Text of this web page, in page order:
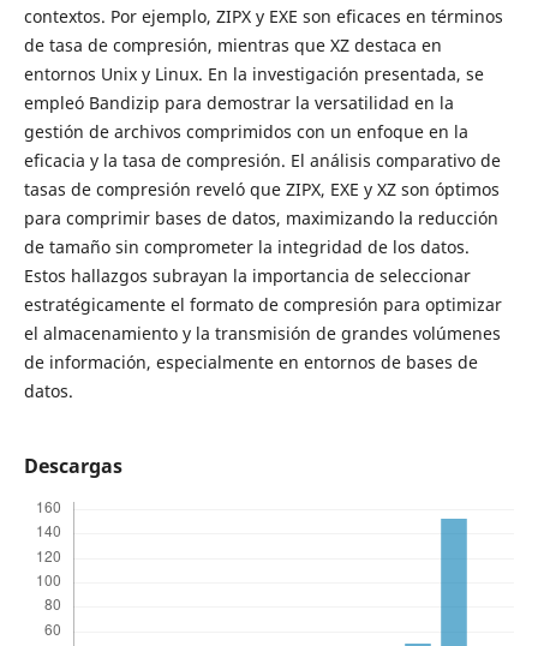
contextos. Por ejemplo, ZIPX y EXE son eficaces en términos
de tasa de compresión, mientras que XZ destaca en
entornos Unix y Linux. En la investigación presentada, se
empleó Bandizip para demostrar la versatilidad en la
gestión de archivos comprimidos con un enfoque en la
eficacia y la tasa de compresión. El análisis comparativo de
tasas de compresión reveló que ZIPX, EXE y XZ son óptimos
para comprimir bases de datos, maximizando la reducción
de tamaño sin comprometer la integridad de los datos.
Estos hallazgos subrayan la importancia de seleccionar
estratégicamente el formato de compresión para optimizar
el almacenamiento y la transmisión de grandes volúmenes
de información, especialmente en entornos de bases de
datos.
Descargas